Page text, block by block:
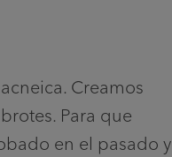
Creamos
Para que
en el pasado y